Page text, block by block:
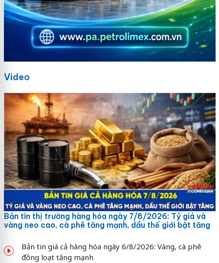
Video
Bản tin thị trường hàng hóa ngày 7/8/2026: Tỷ giá và
vàng neo cao, cà phê tăng mạnh, dầu thế giới bật tăng
Bản tin giá cả hàng hóa ngày 6/8/2026: Vàng, cà phê
đồng loạt tăng mạnh